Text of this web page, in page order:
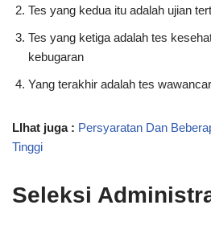
Tes yang kedua itu adalah ujian
Tes yang ketiga adalah tes
kebugaran
Yang terakhir adalah tes
LIhat juga : Persyaratan Dan
Tinggi
Seleksi